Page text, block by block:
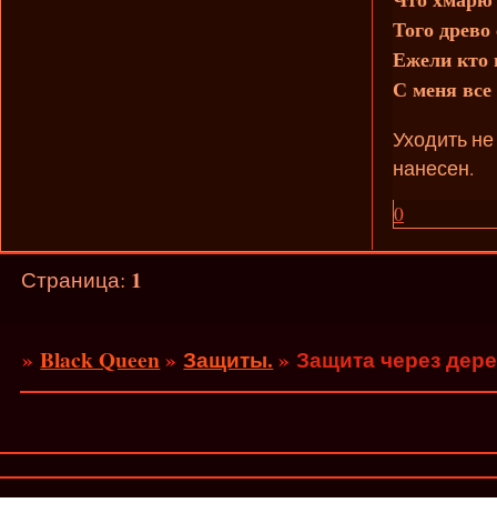
Того древо
Ежели кто
С меня
Уходить
нанесен.
0
Страница: 1
»Black Queen»Защиты. »Защита через